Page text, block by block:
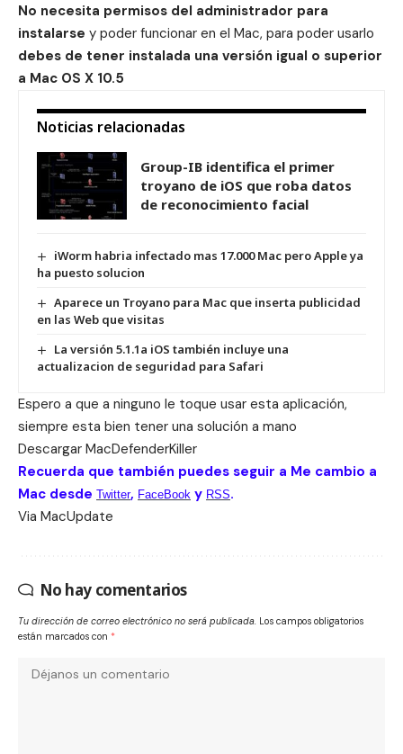
No necesita permisos del administrador para
instalarse y poder funcionar en el Mac, para poder usarlo
debes de tener instalada una versión igual o superior
a Mac OS X 10.5
Noticias relacionadas
Group-IB identifica el primer
troyano de iOS que roba datos
de reconocimiento facial
iWorm habria infectado mas 17.000 Mac pero Apple ya
ha puesto solucion
Aparece un Troyano para Mac que inserta publicidad
en las Web que visitas
La versión 5.1.1a iOS también incluye una
actualizacion de seguridad para Safari
Espero a que a ninguno le toque usar esta aplicación,
siempre esta bien tener una solución a mano
Descargar MacDefenderKiller
Recuerda que también puedes seguir a Me cambio a
Mac desde Twitter, FaceBook y RSS.
Via MacUpdate
No hay comentarios
Tu dirección de correo electrónico no será publicada. Los campos obligatorios
están marcados con *